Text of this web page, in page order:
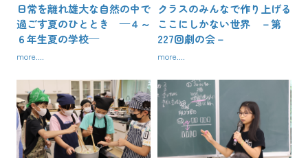
日常を離れ雄大な自然の中で
過ごす夏のひととき —４～
６年生夏の学校—
more....
クラスのみんなで作り上げる
ここにしかない世界 －第
227回劇の会－
more....